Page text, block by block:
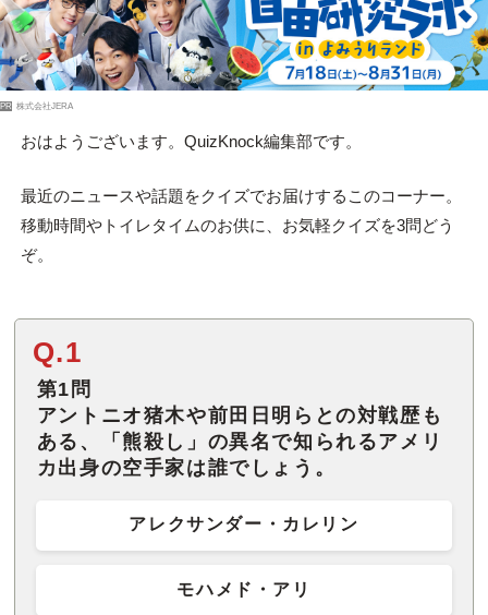
PR 株式会社JERA
おはようございます。QuizKnock編集部です。
最近のニュースや話題をクイズでお届けするこのコーナー。
移動時間やトイレタイムのお供に、お気軽クイズを3問どう
ぞ。
Q.1
第1問
アントニオ猪木や前田日明らとの対戦歴も
ある、「熊殺し」の異名で知られるアメリ
カ出身の空手家は誰でしょう。
アレクサンダー・カレリン
モハメド・アリ